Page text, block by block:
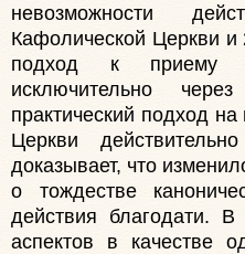
невозможности
Кафолической Церкви и
подход к приему
исключительно
практический подход
Церкви
доказывает, что
о тождестве
действия благодати. В
аспектов в качестве